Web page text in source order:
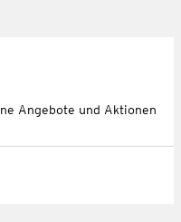
Angebote und Aktionen